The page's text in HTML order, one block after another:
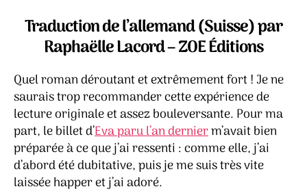
sœurs
–
Martina
Traduction de l’allemand (Suisse) par
Raphaëlle Lacord – ZOE Éditions
Quel roman déroutant et extrêmement fort ! Je ne
saurais trop recommander cette expérience de
lecture originale et assez bouleversante. Pour ma
part, le billet d’Eva paru l’an dernierm’avait bien
préparée à ce que j’ai ressenti : comme elle, j’ai
d’abord été dubitative, puis je me suis très vite
laissée happer et j’ai adoré.